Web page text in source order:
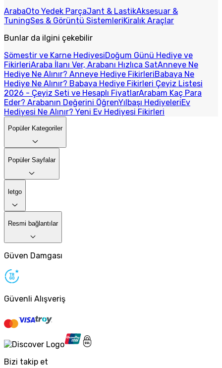
ArabaOto Yedek ParçaJant & LastikAksesuar &
TuningSes & Görüntü SistemleriKiralık Araçlar
Bunlar da ilgini çekebilir
Sömestir ve Karne HediyesiDoğum Günü Hediye ve
FikirleriAraba İlanı Ver, Arabanı Hızlıca SatAnneye Ne
Hediye Ne Alınır? Anneye Hediye FikirleriBabaya Ne
Hediye Ne Alınır? Babaya Hediye Fikirleri Çeyiz Listesi
2026 - Çeyiz Seti ve Hesaplı FiyatlarArabam Kaç Para
Eder? Arabanın Değerini ÖğrenYılbaşı HediyeleriEv
Hediyesi Ne Alınır? Yeni Ev Hediyesi Fikirleri
Popüler Kategoriler
Popüler Sayfalar
letgo
Resmi bağlantılar
Güven Damgası
Güvenli Alışveriş
Bizi takip et